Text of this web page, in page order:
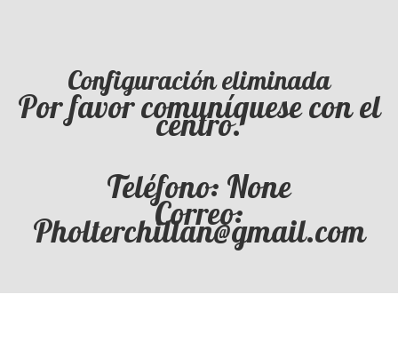
Configuración eliminada
Por favor comuníquese con el
centro.
Teléfono: None
Correo:
Pholterchillan@gmail.com